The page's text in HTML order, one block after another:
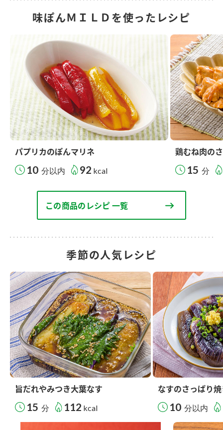
味ぽんＭＩＬＤを使ったレシピ
パプリカのぽんマリネ
10 分以内 92 kcal
鶏むね肉の
15 分
この商品のレシピ 一覧
季節の人気レシピ
旨だれやみつき大葉なす
15 分 112 kcal
なすのさっぱり
10 分以内